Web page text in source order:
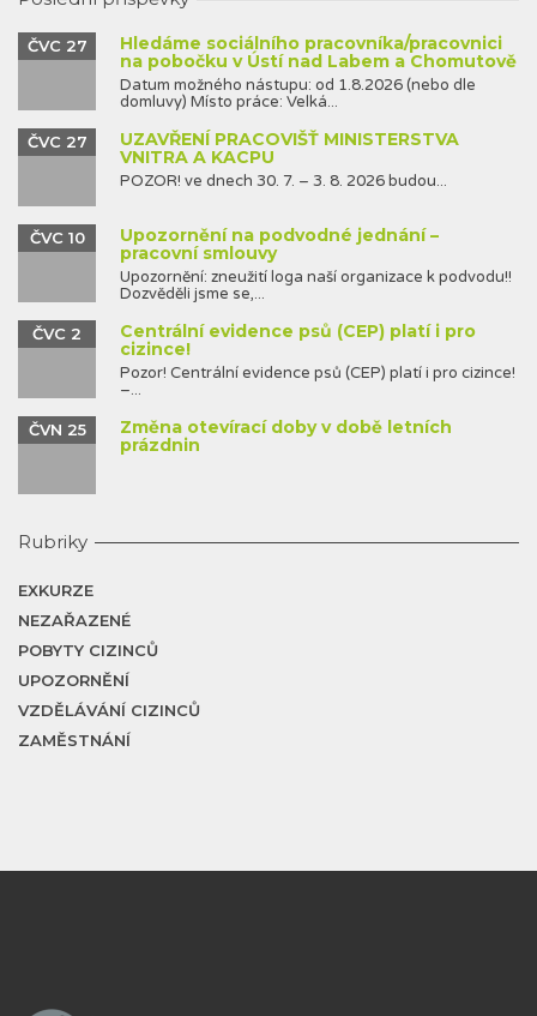
Hledáme sociálního pracovníka/pracovnici
na pobočku v Ústí nad Labem a Chomutově
ČVC 27
Datum možného nástupu: od 1.8.2026 (nebo dle
domluvy) Místo práce: Velká...
UZAVŘENÍ PRACOVIŠŤ MINISTERSTVA
VNITRA A KACPU
ČVC 27
POZOR! ve dnech 30. 7. – 3. 8. 2026 budou...
Upozornění na podvodné jednání –
pracovní smlouvy
ČVC 10
Upozornění: zneužití loga naší organizace k podvodu!!
Dozvěděli jsme se,...
Centrální evidence psů (CEP) platí i pro
cizince!
ČVC 2
Pozor! Centrální evidence psů (CEP) platí i pro cizince!
–...
Změna otevírací doby v době letních
prázdnin
ČVN 25
Rubriky
EXKURZE
NEZAŘAZENÉ
POBYTY CIZINCŮ
UPOZORNĚNÍ
VZDĚLÁVÁNÍ CIZINCŮ
ZAMĚSTNÁNÍ